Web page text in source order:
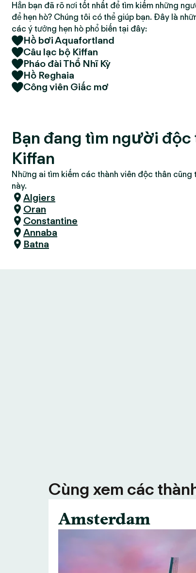
Hẳn bạn đã rõ nơi tốt nhất để tìm kiếm những
để hẹn hò? Chúng tôi có thể giúp bạn. Đây là
các ý tưởng hẹn hò phổ biến tại đây:
Hồ bơi Aquafortland
Câu lạc bộ Kiffan
Pháo đài Thổ Nhĩ Kỳ
Hồ Reghaia
Công viên Giấc mơ
Bạn đang tìm người độc
Kiffan
Những ai tìm kiếm các thành viên độc thân cũng
này.
Algiers
Oran
Constantine
Annaba
Batna
Cùng xem các
Amsterdam